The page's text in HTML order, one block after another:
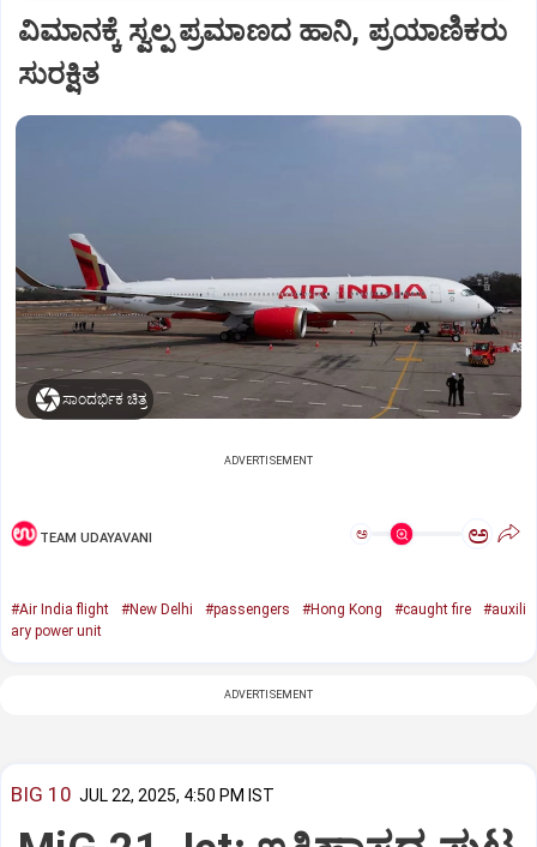
ವಿಮಾನಕ್ಕೆ ಸ್ವಲ್ಪ ಪ್ರಮಾಣದ ಹಾನಿ, ಪ್ರಯಾಣಿಕರು
ಸುರಕ್ಷಿತ
ಸಾಂದರ್ಭಿಕ ಚಿತ್ರ
ADVERTISEMENT
TEAM UDAYAVANI ಅ ಅ
#Air India flight #New Delhi #passengers #Hong Kong #caught fire
#auxili
ary power unit
ADVERTISEMENT
BIG 10 JUL 22, 2025, 4:50 PM IST